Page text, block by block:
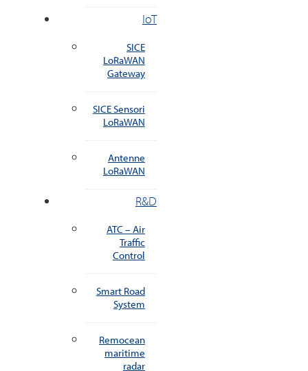
IoT
SICE
LoRaWAN
Gateway
SICE Sensori
LoRaWAN
Antenne
LoRaWAN
R&D
ATC – Air
Traffic
Control
Smart Road
System
Remocean
maritime
radar